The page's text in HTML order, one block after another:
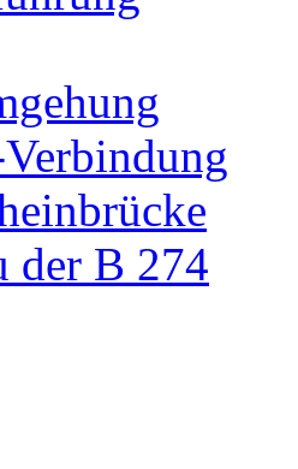
der B 274